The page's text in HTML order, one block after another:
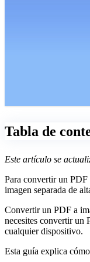
Tabla de
Este artículo se
Para convertir un
imagen separada de
Convertir un PDF a
necesites convertir un
cualquier dispositivo.
Esta guía explica